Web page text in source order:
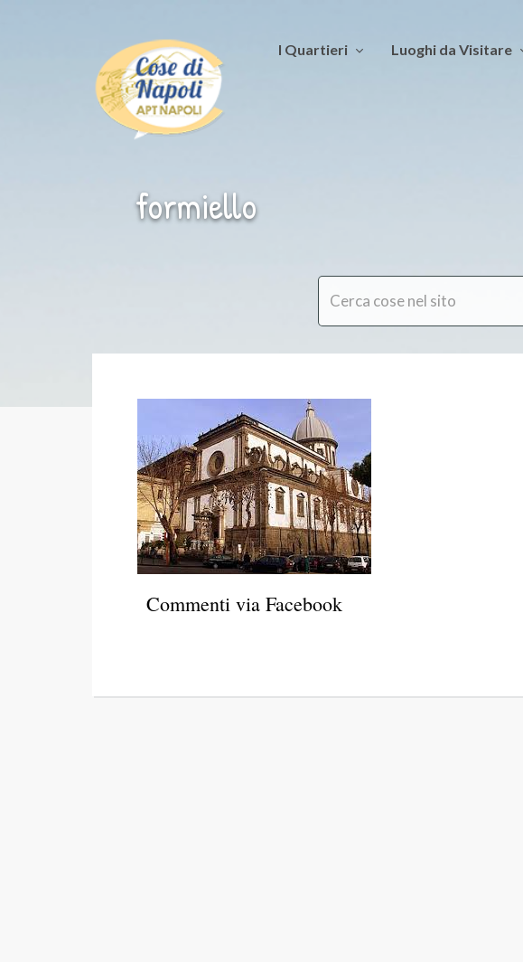
I Quartieri Luoghi da Visitare
formiello
Commenti via Facebook